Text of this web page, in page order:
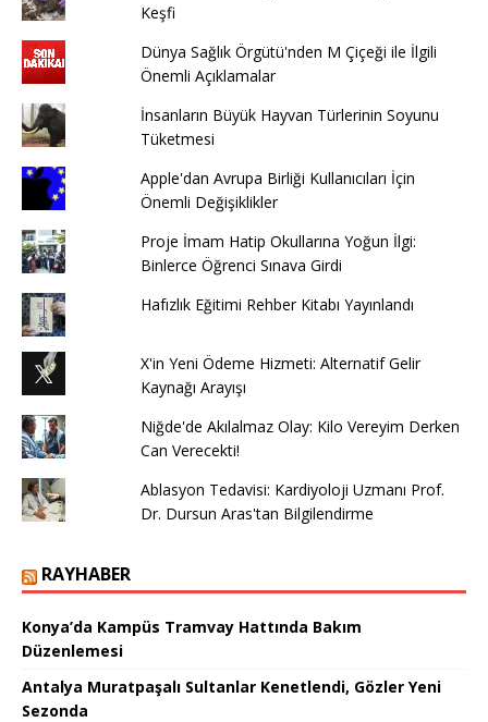
Keşfi
Dünya Sağlık Örgütü'nden M Çiçeği ile İlgili
Önemli Açıklamalar
İnsanların Büyük Hayvan Türlerinin Soyunu
Tüketmesi
Apple'dan Avrupa Birliği Kullanıcıları İçin
Önemli Değişiklikler
Proje İmam Hatip Okullarına Yoğun İlgi:
Binlerce Öğrenci Sınava Girdi
Hafızlık Eğitimi Rehber Kitabı Yayınlandı
X'in Yeni Ödeme Hizmeti: Alternatif Gelir
Kaynağı Arayışı
Niğde'de Akılalmaz Olay: Kilo Vereyim Derken
Can Verecekti!
Ablasyon Tedavisi: Kardiyoloji Uzmanı Prof.
Dr. Dursun Aras'tan Bilgilendirme
RAYHABER
Konya’da Kampüs Tramvay Hattında Bakım
Düzenlemesi
Antalya Muratpaşalı Sultanlar Kenetlendi, Gözler Yeni
Sezonda